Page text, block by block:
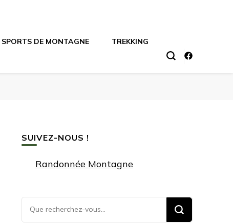
SPORTS DE MONTAGNE TREKKING
SUIVEZ-NOUS !
Randonnée Montagne
Vous
recherchiez